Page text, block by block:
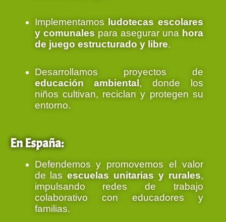
Implementamos ludotecas escolares
y comunales para asegurar una hora
de juego estructurado y libre.
Desarrollamos proyectos de
educación ambiental , donde los
niños cultivan, reciclan y protegen su
entorno.
En España:
Defendemos y promovemos el valor
de lasescuelas unitarias y rurales,
impulsando redes de trabajo
colaborativo con educadores y
familias.